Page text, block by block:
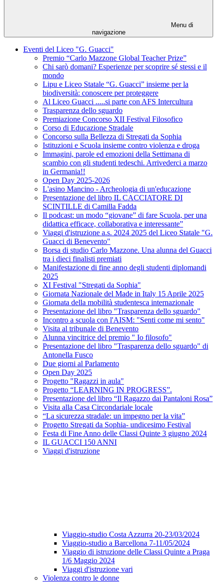
Menu di
navigazione
Eventi del Liceo "G. Guacci"
Premio “Carlo Mazzone Global Teacher Prize”
Chi sarò domani? Esperienze per scoprire sé stessi e il
mondo
Lipu e Liceo Statale “G. Guacci” insieme per la
biodiversità: conoscere per proteggere
Al Liceo Guacci .....si parte con AFS Intercultura
Trasparenza dello sguardo
Premiazione Concorso XII Festival Filosofico
Corso di Educazione Stradale
Concorso sulla Bellezza di Stregati da Sophia
Istituzioni e Scuola insieme contro violenza e droga
Immagini, parole ed emozioni della Settimana di
scambio con gli studenti tedeschi. Arrivederci a marzo
in Germania!!
Open Day 2025-2026
L'asino Mancino - Archeologia di un'educazione
Presentazione del libro IL CACCIATORE DI
SCINTILLE di Camilla Fadda
Il podcast: un modo “giovane” di fare Scuola, per una
didattica efficace, collaborativa e interessante”
Viaggi d'istruzione a.s. 2024 2025 del Liceo Statale "G.
Guacci di Benevento"
Borsa di studio Carlo Mazzone. Una alunna del Guacci
tra i dieci finalisti premiati
Manifestazione di fine anno degli studenti diplomandi
2025
XI Festival "Stregati da Sophia"
Giornata Nazionale del Made in Italy 15 Aprile 2025
Giornata della mobilità studentesca internazionale
Presentazione del libro "Trasparenza dello sguardo"
Incontro a scuola con l'AISM: "Senti come mi sento"
Visita al tribunale di Benevento
Alunna vincitrice del premio " Io filosofo"
Presentazione del libro "Trasparenza dello sguardo" di
Antonella Fusco
Due giorni al Parlamento
Open Day 2025
Progetto "Ragazzi in aula"
Progetto “LEARNING IN PROGRESS”.
Presentazione del libro “Il Ragazzo dai Pantaloni Rosa”
Visita alla Casa Circondariale locale
“La sicurezza stradale: un impegno per la vita”
Progetto Stregati da Sophia- undicesimo Festival
Festa di Fine Anno delle Classi Quinte 3 giugno 2024
IL GUACCI 150 ANNI
Viaggi d'istruzione
Viaggio-studio Costa Azzurra 20-23/03/2024
Viaggio-studio a Barcellona 7-11/05/2024
Viaggio di istruzione delle Classi Quinte a Praga
1/6 Maggio 2024
Viaggi d'istruzione vari
Violenza contro le donne